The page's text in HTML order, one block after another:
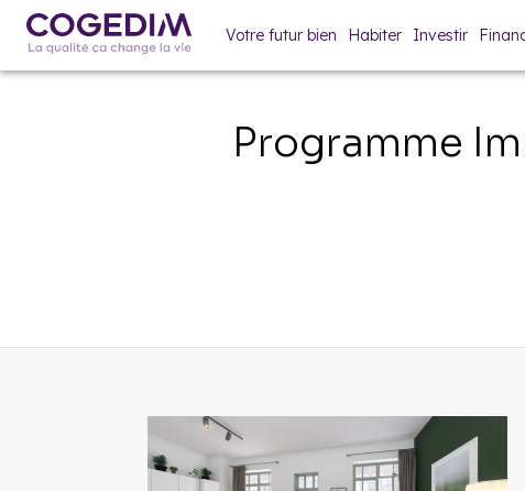
Votre futur bien Habiter Investir
Programme